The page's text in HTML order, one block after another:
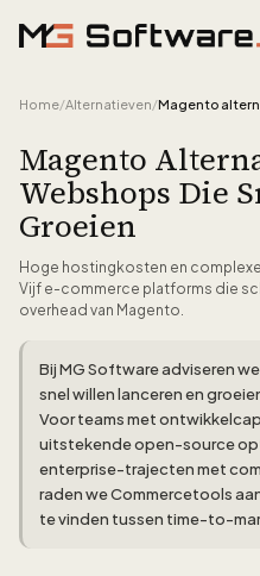
Home/Alternatieven/
Magento
Webshops Die
Groeien
Hoge hostingkosten en
Vijf e-commerce platforms die
overhead van Magento.
Bij MG Software adviseren
snel willen lanceren en
Voor teams met
uitstekende open-source
enterprise-trajecten met
raden we Commercetools
te vinden tussen time-to-